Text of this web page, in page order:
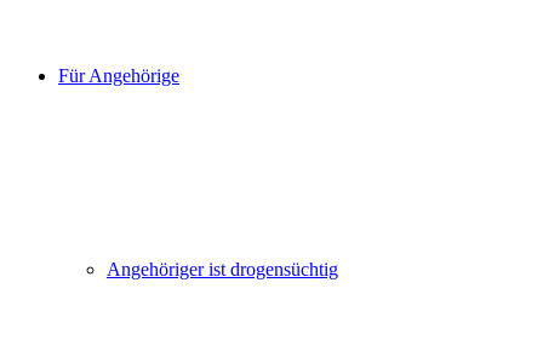
Für Angehörige
Angehöriger ist drogensüchtig